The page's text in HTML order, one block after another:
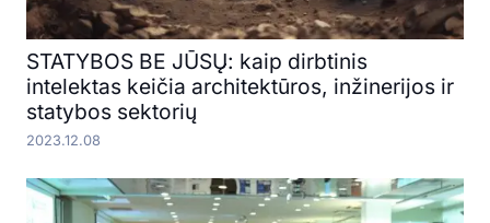
STATYBOS BE JŪSŲ: kaip dirbtinis
intelektas keičia architektūros, inžinerijos ir
statybos sektorių
2023.12.08